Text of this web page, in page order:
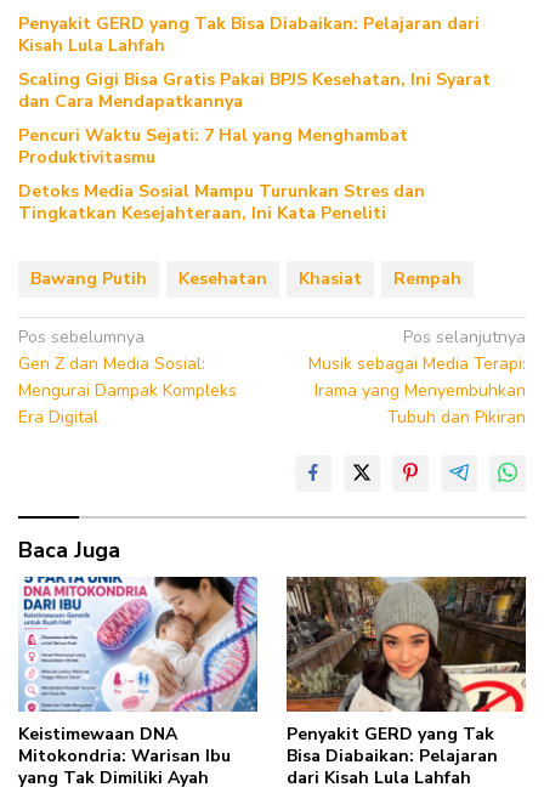
Penyakit GERD yang Tak Bisa Diabaikan: Pelajaran dari
Kisah Lula Lahfah
Scaling Gigi Bisa Gratis Pakai BPJS Kesehatan, Ini Syarat
dan Cara Mendapatkannya
Pencuri Waktu Sejati: 7 Hal yang Menghambat
Produktivitasmu
Detoks Media Sosial Mampu Turunkan Stres dan
Tingkatkan Kesejahteraan, Ini Kata Peneliti
Bawang Putih Kesehatan Khasiat Rempah
Navigasi
pos
Pos sebelumnya
Gen Z dan Media Sosial:
Mengurai Dampak Kompleks
Era Digital
Pos selanjutnya
Musik sebagai Media Terapi:
Irama yang Menyembuhkan
Tubuh dan Pikiran
Baca Juga
Keistimewaan DNA
Mitokondria: Warisan Ibu
yang Tak Dimiliki Ayah
Penyakit GERD yang Tak
Bisa Diabaikan: Pelajaran
dari Kisah Lula Lahfah